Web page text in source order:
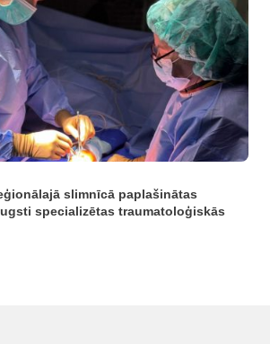
slimnīcā paplašinātas
specializētas traumatoloģiskās